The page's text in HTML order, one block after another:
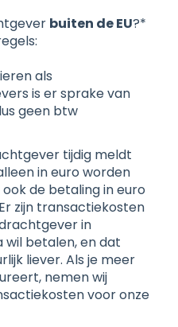
buiten de EU?*
als
is er sprake van
geen btw
tijdig meldt
in euro worden
de betaling in euro
zijn transactiekosten
in
wil betalen, en dat
liever. Als je meer
nemen wij
voor onze